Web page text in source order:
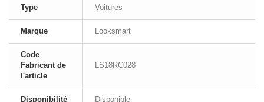
Type Voitures
Marque Looksmart
Code
Fabricant de
l'article
LS18RC028
Disponibilité Disponible